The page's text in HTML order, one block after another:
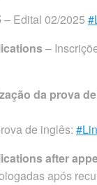
– Edital 02/2025
–
da prova
de inglês:
after
após